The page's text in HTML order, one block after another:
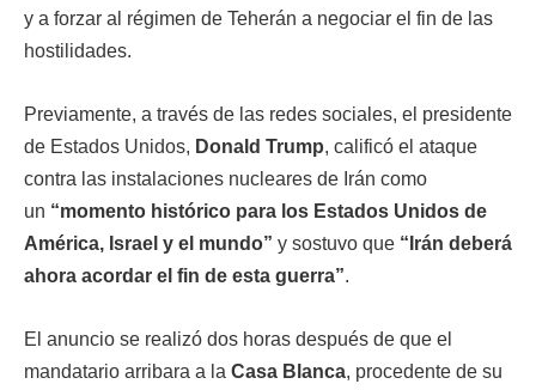
y a forzar al régimen de Teherán a negociar el fin de las
hostilidades.
Previamente, a través de las redes sociales, el presidente
de Estados Unidos, Donald Trump, calificó el ataque
contra las instalaciones nucleares de Irán como
un “momento histórico para los Estados Unidos de
América, Israel y el mundo” y sostuvo que “Irán deberá
ahora acordar el fin de esta guerra”.
El anuncio se realizó dos horas después de que el
mandatario arribara a la Casa Blanca, procedente de su